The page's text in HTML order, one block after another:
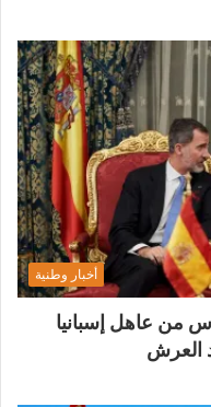
أخبار وطنية
من عاهل إسبانيا
العرش